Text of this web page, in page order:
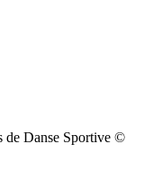
de Danse Sportive ©